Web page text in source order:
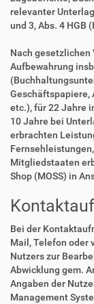
relevanter
und 3, Abs. 4 HGB
Nach
Aufbewahrung
Geschäftspapiere,
etc.), für 22 Jahre
10 Jahre bei
erbrachten
Mitgliedstaaten
Shop (MOSS) in
Bei der
Mail, Telefon oder
Nutzers zur
Abwicklung gem.
Angaben der
Management